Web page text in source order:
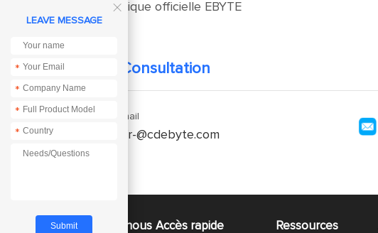
Boutique officielle EBYTE
Technical Consultation
Enquiry Email
service-fr-@cdebyte.com
À propos de nous Accès rapide Ressources

LEAVE MESSAGE
*
*
*
*